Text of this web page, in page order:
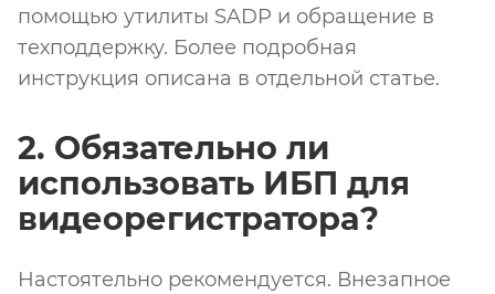
помощью утилиты SADP и обращение в
техподдержку. Более подробная
инструкция описана в отдельной статье.
2. Обязательно ли
использовать ИБП для
видеорегистратора?
Настоятельно рекомендуется. Внезапное